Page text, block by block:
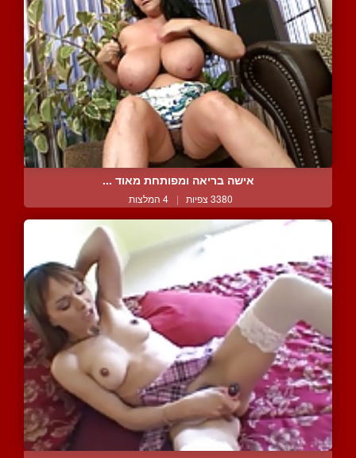
אישה בריאה ומפותחת מאוד ...
3380 צפיות | 4 המלצות